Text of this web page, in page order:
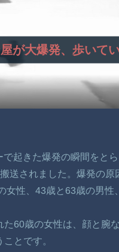
が大爆発、歩いて
起きた爆発の瞬間をと
送されました。爆発の
女性、43歳と63歳の男
た60歳の女性は、顔と腕
とです。